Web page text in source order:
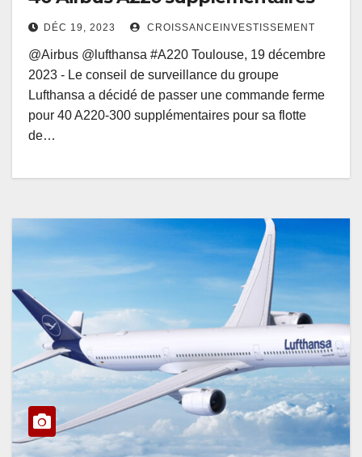
DÉC 19, 2023 CROISSANCEINVESTISSEMENT
@Airbus @lufthansa #A220 Toulouse, 19 décembre
2023 - Le conseil de surveillance du groupe
Lufthansa a décidé de passer une commande ferme
pour 40 A220-300 supplémentaires pour sa flotte
de…